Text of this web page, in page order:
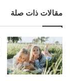
مقالات ذات صلة